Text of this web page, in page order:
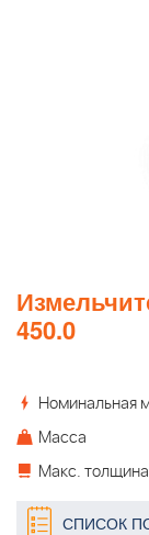
450.0
Номинальная
Масса
Макс.
СПИСОК